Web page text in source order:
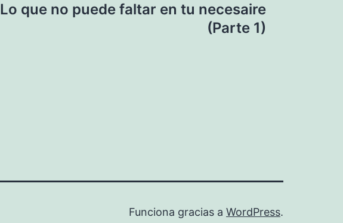
Lo que no puede faltar en tu necesaire
(Parte 1)
Funciona gracias a WordPress.